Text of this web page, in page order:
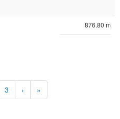
876.80 m
Page
3
Next
page
›
Last
page
»